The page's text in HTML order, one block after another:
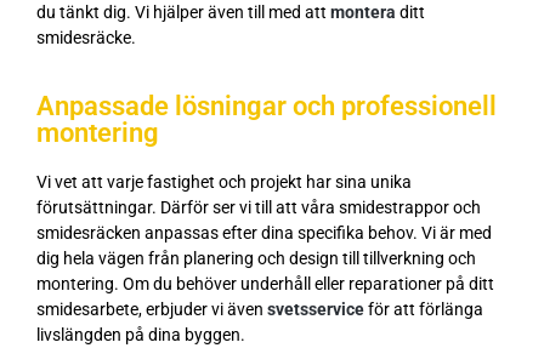
du tänkt dig. Vi hjälper även till med att montera ditt
smidesräcke.
Anpassade lösningar och professionell
montering
Vi vet att varje fastighet och projekt har sina unika
förutsättningar. Därför ser vi till att våra smidestrappor och
smidesräcken anpassas efter dina specifika behov. Vi är med
dig hela vägen från planering och design till tillverkning och
montering. Om du behöver underhåll eller reparationer på ditt
smidesarbete, erbjuder vi även svetsserviceför att förlänga
livslängden på dina byggen.